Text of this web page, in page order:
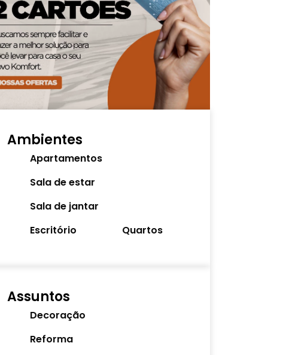
Ambientes
Apartamentos
Sala de estar
Sala de jantar
Escritório
Quartos
Assuntos
Decoração
Reforma